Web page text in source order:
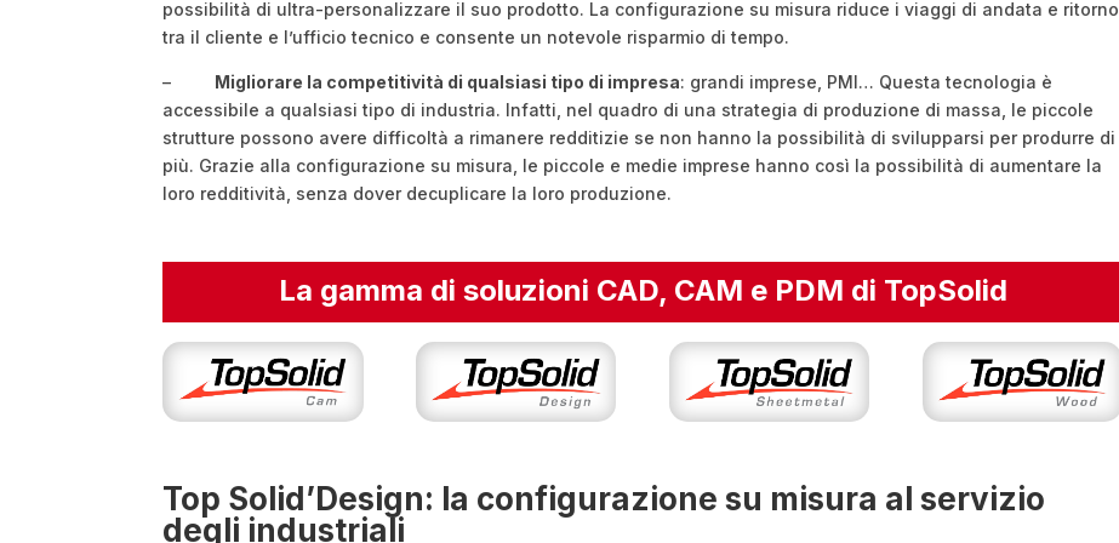
possibilità di ultra-personalizzare il suo prodotto. La configurazione su misura riduce i viaggi di andata e ritorno
tra il cliente e l’ufficio tecnico e consente un notevole risparmio di tempo.
– Migliorare la competitività di qualsiasi tipo di impresa: grandi imprese, PMI… Questa tecnologia è
accessibile a qualsiasi tipo di industria. Infatti, nel quadro di una strategia di produzione di massa, le piccole
strutture possono avere difficoltà a rimanere redditizie se non hanno la possibilità di svilupparsi per produrre di
più. Grazie alla configurazione su misura, le piccole e medie imprese hanno così la possibilità di aumentare la
loro redditività, senza dover decuplicare la loro produzione.
La gamma di soluzioni CAD, CAM e PDM di TopSolid
Top Solid’Design: la configurazione su misura al servizio
degli industriali